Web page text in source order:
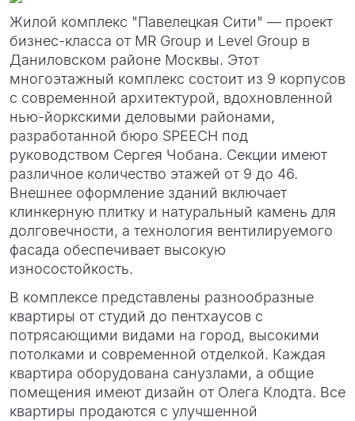
Жилой комплекс "Павелецкая Сити" — проект
бизнес-класса от MR Group и Level Group в
Даниловском районе Москвы. Этот
многоэтажный комплекс состоит из 9 корпусов
с современной архитектурой, вдохновленной
нью-йоркскими деловыми районами,
разработанной бюро SPEECH под
руководством Сергея Чобана. Секции имеют
различное количество этажей от 9 до 46.
Внешнее оформление зданий включает
клинкерную плитку и натуральный камень для
долговечности, а технология вентилируемого
фасада обеспечивает высокую
износостойкость.
В комплексе представлены разнообразные
квартиры от студий до пентхаусов с
потрясающими видами на город, высокими
потолками и современной отделкой. Каждая
квартира оборудована санузлами, а общие
помещения имеют дизайн от Олега Клодта. Все
квартиры продаются с улучшенной